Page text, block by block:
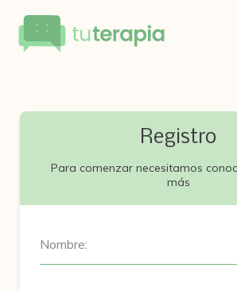
Registro
Para comenzar necesitamos
más
Nombre: